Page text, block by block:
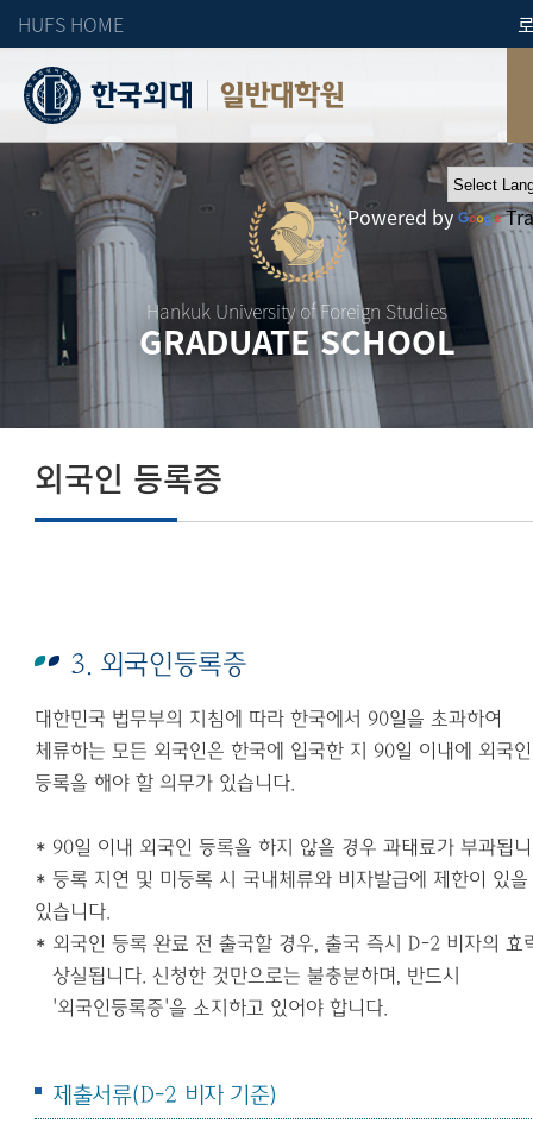
HUFS HOME
일반대학원
Hankuk University of Foreign Studies
GRADUATE SCHOOL
Powered by
외국인 등록증
3. 외국인등록증
대한민국 법무부의 지침에 따라 한국에서 90일을 초과하여
체류하는 모든 외국인은 한국에 입국한 지 90일 이내에 외국인
등록을 해야 할 의무가 있습니다.
* 90일 이내 외국인 등록을 하지 않을 경우 과태료가 부과됩
*등록 지연 및 미등록 시 국내체류와 비자발급에 제한이 있을
있습니다.
* 외국인 등록 완료 전 출국할 경우,출국 즉시D-2 비자의 효
상실됩니다. 신청한 것만으로는 불충분하며 , 반드시
'외국인등록증'을 소지하고 있어야 합니다.
제출서류(D-2 비자 기준)